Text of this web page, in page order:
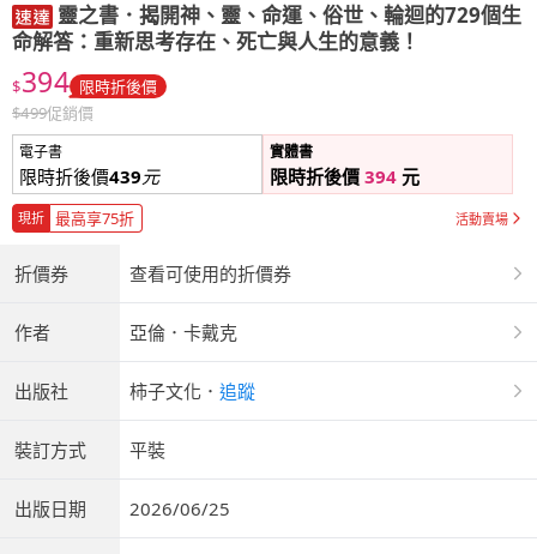
靈之書．揭開神、靈、命運、俗世、輪迴的729個生
命解答：重新思考存在、死亡與人生的意義！
$394 限時折後價
$499促銷價
電子書
限時折後價439元
實體書
限時折後價 394 元
現折 最高享75折 活動賣場
折價券 查看可使用的折價券
作者 亞倫．卡戴克
出版社 柿子文化 ． 追蹤
裝訂方式 平裝
出版日期 2026/06/25